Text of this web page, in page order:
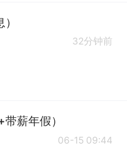
32分钟前
薪年假）
06-15 09:44